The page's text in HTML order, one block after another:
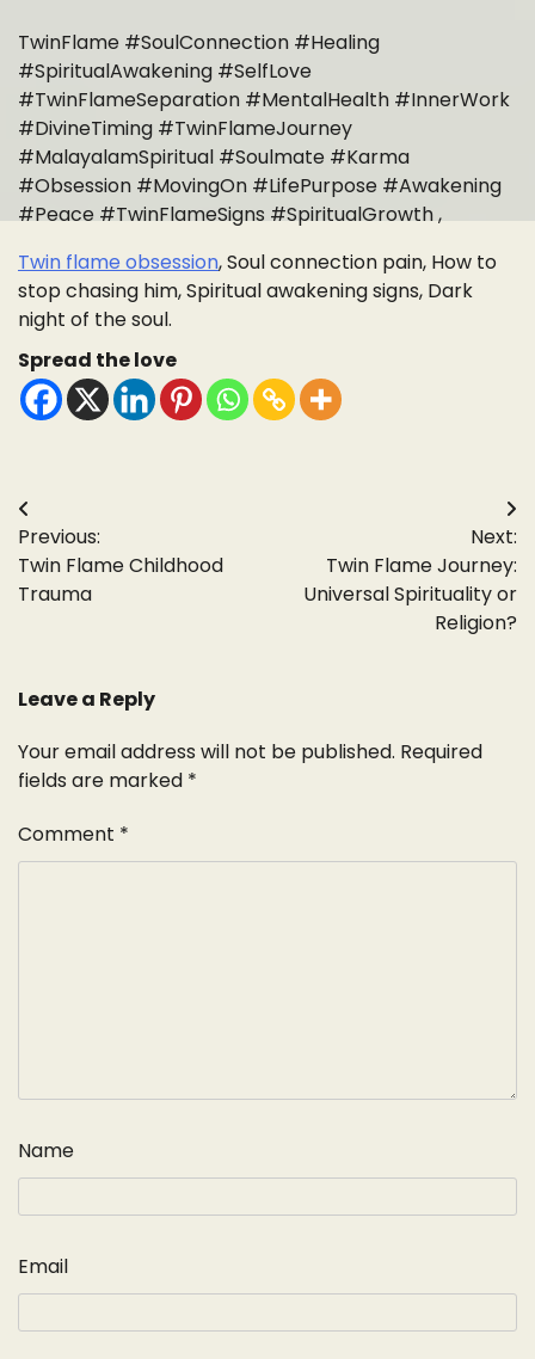
TwinFlame #SoulConnection #Healing
#SpiritualAwakening #SelfLove
#TwinFlameSeparation #MentalHealth #InnerWork
#DivineTiming #TwinFlameJourney
#MalayalamSpiritual #Soulmate #Karma
#Obsession #MovingOn #LifePurpose #Awakening
#Peace #TwinFlameSigns #SpiritualGrowth ,
Twin flame obsession, Soul connection pain, How to
stop chasing him, Spiritual awakening signs, Dark
night of the soul.
Spread the love
Post
navigation
Previous:
Twin Flame Childhood
Trauma
Next:
Twin Flame Journey:
Universal Spirituality or
Religion?
Leave a Reply
Your email address will not be published. Required
fields are marked *
Comment *
Name
Email